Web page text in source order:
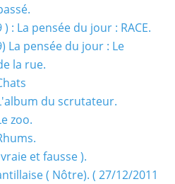
) : La pensée du jour : RACE.
La pensée du jour : Le
la rue.
du scrutateur.
zoo.
et fausse ).
( Nôtre). ( 27/12/2011